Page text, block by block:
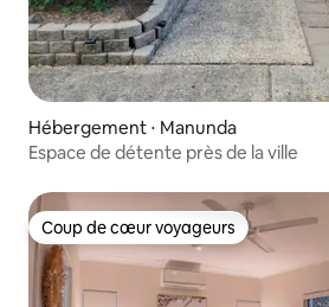
Hébergement ⋅ Manunda
Espace de détente près de la ville
Coup de cœur voyageurs
Coup de cœur voyageurs